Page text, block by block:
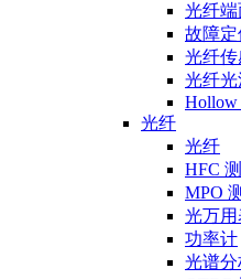
光纤
故障定
光纤传
光纤光
Hollow
光纤
光纤
HFC
MPO
光万用
功率计
光谱分